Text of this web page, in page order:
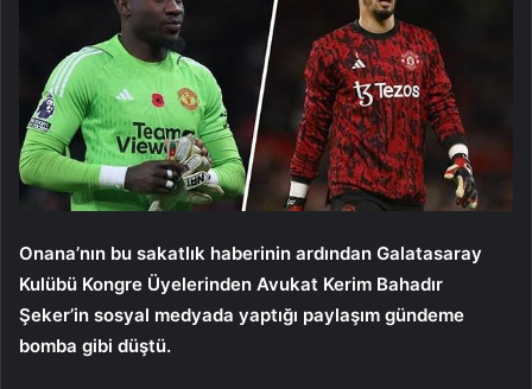
Onana’nın bu sakatlık haberinin ardından Galatasaray
Kulübü Kongre Üyelerinden Avukat Kerim Bahadır
Şeker’in sosyal medyada yaptığı paylaşım gündeme
bomba gibi düştü.